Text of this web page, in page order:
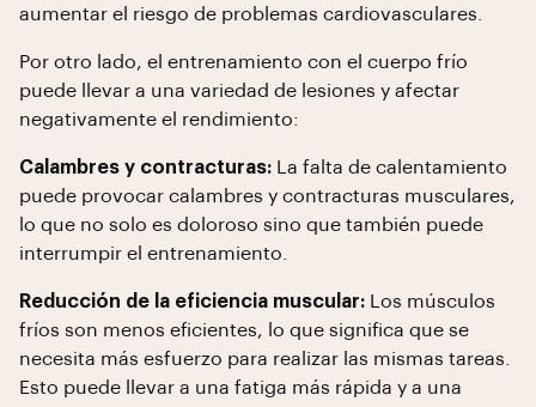
aumentar el riesgo de problemas cardiovasculares.
Por otro lado, el entrenamiento con el cuerpo frío
puede llevar a una variedad de lesiones y afectar
negativamente el rendimiento:
Calambres y contracturas: La falta de calentamiento
puede provocar calambres y contracturas musculares,
lo que no solo es doloroso sino que también puede
interrumpir el entrenamiento.
Reducción de la eficiencia muscular: Los músculos
fríos son menos eficientes, lo que significa que se
necesita más esfuerzo para realizar las mismas tareas.
Esto puede llevar a una fatiga más rápida y a una